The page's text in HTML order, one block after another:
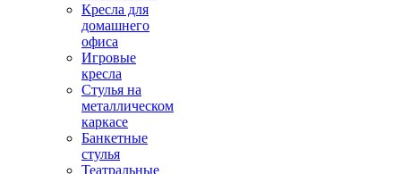
Кресла для
домашнего
офиса
Игровые
кресла
Стулья на
металлическом
каркасе
Банкетные
стулья
Театральные